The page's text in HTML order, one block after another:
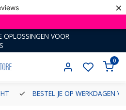
×
OPLOSSINGEN VOOR
0
BESTEL JE OP WERKDAGEN